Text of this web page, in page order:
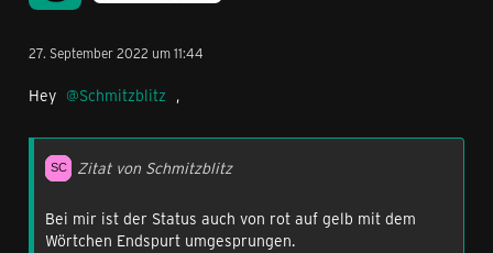
27. September 2022 um 11:44
Hey Schmitzblitz ,
Zitat von Schmitzblitz
Bei mir ist der Status auch von rot auf gelb mit dem
Wörtchen Endspurt umgesprungen.